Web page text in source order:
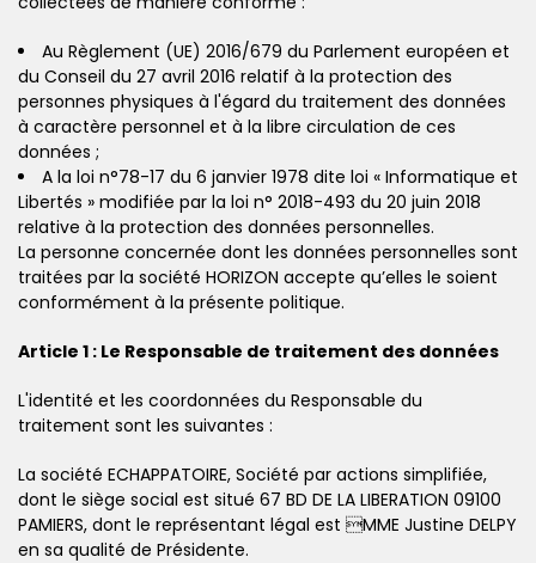
Au Règlement (UE) 2016/679 du Parlement européen et
du Conseil du 27 avril 2016 relatif à la protection des
personnes physiques à l'égard du traitement des données
à caractère personnel et à la libre circulation de ces
données ;
A la loi n°78-17 du 6 janvier 1978 dite loi « Informatique et
Libertés » modifiée par la loi n° 2018-493 du 20 juin 2018
relative à la protection des données personnelles.
La personne concernée dont les données personnelles sont
traitées par la société HORIZON accepte qu’elles le soient
conformément à la présente politique.
Article 1 : Le Responsable de traitement des données
L'identité et les coordonnées du Responsable du
traitement sont les suivantes :
La société ECHAPPATOIRE, Société par actions simplifiée,
dont le siège social est situé 67 BD DE LA LIBERATION 09100
PAMIERS, dont le représentant légal est MME Justine DELPY
en sa qualité de Présidente.